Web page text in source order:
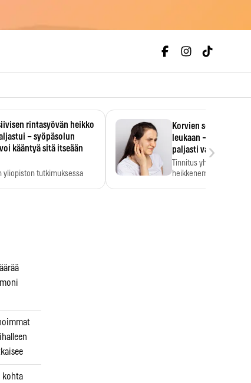
rintasyövän heikko
– syöpäsolun
kääntyä sitä itseään
yliopiston tutkimuksessa
Korvien soiminen
leukaan – 47 349
paljasti vahvan
Tinnitus yhdistetään
heikkenemiseen.
›
kohta